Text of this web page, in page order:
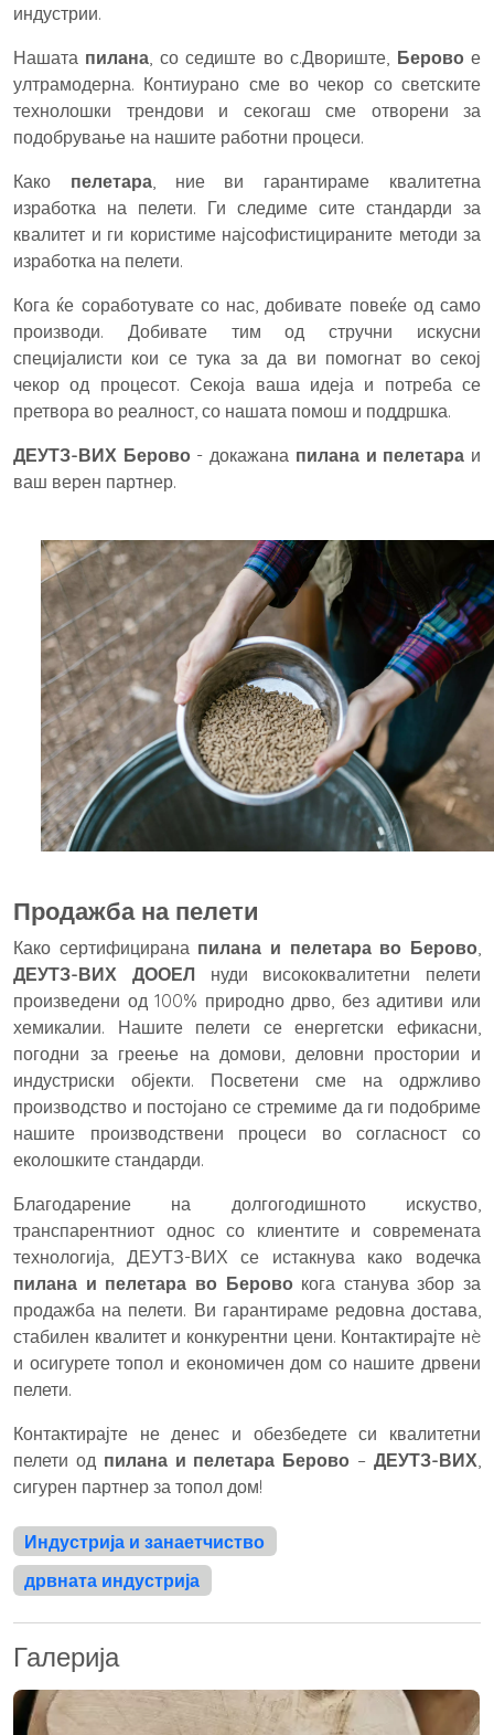
индустрии.
Нашата пилана , со седиште во с.Двориште, Беровое
ултрамодерна. Контиурано сме во чекор со светските
технолошки трендови и секогаш сме отворени за
подобрување на нашите работни процеси.
Како пелетара, ние ви гарантираме квалитетна
изработка на пелети. Ги следиме сите стандарди за
квалитет и ги користиме најсофистицираните методи за
изработка на пелети.
Кога ќе соработувате со нас, добивате повеќе од само
производи. Добивате тим од стручни искусни
специјалисти кои се тука за да ви помогнат во секој
чекор од процесот. Секоја ваша идеја и потреба се
претвора во реалност, со нашата помош и поддршка.
ДЕУТЗ-ВИХ Берово- докажана пилана и пелетара и
ваш верен партнер.
Продажба на пелети
Како сертифицирана пилана и пелетара во Берово,
ДЕУТЗ-ВИХ ДООЕЛнуди висококвалитетни пелети
произведени од 100% природно дрво, без адитиви или
хемикалии. Нашите пелети се енергетски ефикасни,
погодни за греење на домови, деловни простории и
индустриски објекти. Посветени сме на одржливо
производство и постојано се стремиме да ги подобриме
нашите производствени процеси во согласност со
еколошките стандарди.
Благодарение на долгогодишното искуство,
транспарентниот однос со клиентите и современата
технологија, ДЕУТЗ-ВИХ се истакнува како водечка
пилана и пелетара во Берово кога станува збор за
продажба на пелети. Ви гарантираме редовна достава,
стабилен квалитет и конкурентни цени. Контактирајте нè
и осигурете топол и економичен дом со нашите дрвени
пелети.
Контактирајте не денес и обезбедете си квалитетни
пелети од пилана и пелетара Берово –ДЕУТЗ-ВИХ,
сигурен партнер за топол дом!
Индустрија и занаетчиство
дрвната индустрија
Галерија